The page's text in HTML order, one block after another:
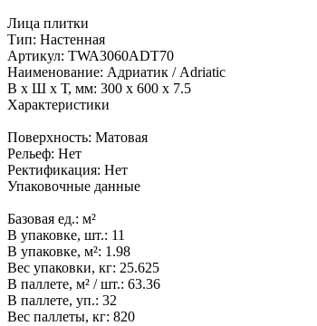
Лица плитки
Тип: Настенная
Артикул: TWA3060ADT70
Наименование: Адриатик / Adriatic
В x Ш x Т, мм: 300 x 600 x 7.5
Характеристики
Поверхность: Матовая
Рельеф: Нет
Ректификация: Нет
Упаковочные данные
Базовая ед.: м²
В упаковке, шт.: 11
В упаковке, м²: 1.98
Вес упаковки, кг: 25.625
В паллете, м² / шт.: 63.36
В паллете, уп.: 32
Вес паллеты, кг: 820